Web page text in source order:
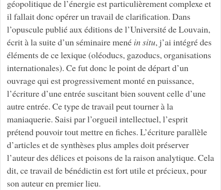
géopolitique de l’énergie est particulièrement complexe et
il fallait donc opérer un travail de clarification. Dans
l’opuscule publié aux éditions de l’Université de Louvain,
écrit à la suite d’un séminaire mené in situ, j’ai intégré des
éléments de ce lexique (oléoducs, gazoducs, organisations
internationales). Ce fut donc le point de départ d’un
ouvrage qui est progressivement monté en puissance,
l’écriture d’une entrée suscitant bien souvent celle d’une
autre entrée. Ce type de travail peut tourner à la
maniaquerie. Saisi par l’orgueil intellectuel, l’esprit
prétend pouvoir tout mettre en fiches. L’écriture parallèle
d’articles et de synthèses plus amples doit préserver
l’auteur des délices et poisons de la raison analytique. Cela
dit, ce travail de bénédictin est fort utile et précieux, pour
son auteur en premier lieu.